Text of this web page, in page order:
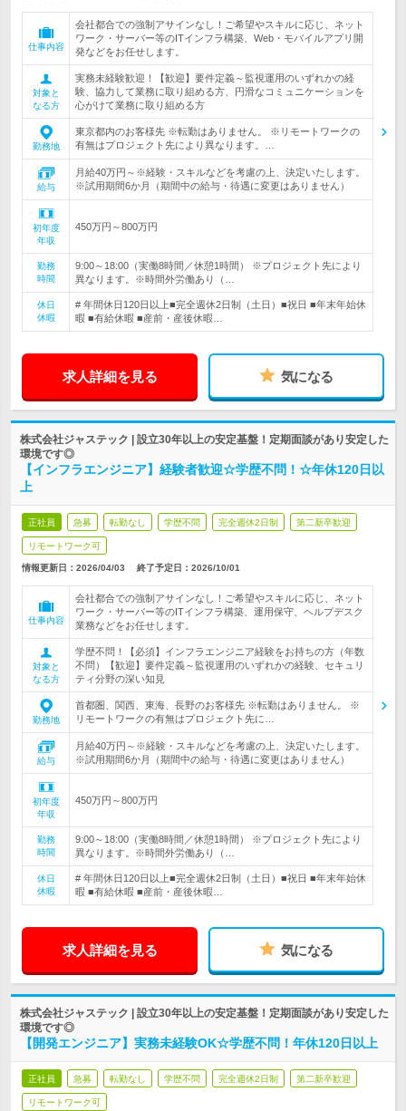
仕事内容
会社都合での強制アサインなし！ご希望やスキルに応じ、ネット
ワーク・サーバー等のITインフラ構築、Web・モバイルアプリ開
発などをお任せします。
対象と
なる方
実務未経験歓迎！【歓迎】要件定義～監視運用のいずれかの経
験、協力して業務に取り組める方、円滑なコミュニケーションを
心がけて業務に取り組める方
勤務地
東京都内のお客様先 ※転勤はありません。 ※リモートワークの
有無はプロジェクト先により異なります。…
給与
月給40万円～※経験・スキルなどを考慮の上、決定いたします。
※試用期間6か月（期間中の給与・待遇に変更はありません）
初年度
年収
450万円～800万円
勤務
時間
9:00～18:00（実働8時間／休憩1時間） ※プロジェクト先により
異なります。※時間外労働あり（…
休日
休暇
# 年間休日120日以上■完全週休2日制（土日）■祝日 ■年末年始休
暇 ■有給休暇 ■産前・産後休暇…
求人詳細を見る 気になる
株式会社ジャステック | 設立30年以上の安定基盤！定期面談があり安定した
環境です◎
【インフラエンジニア】経験者歓迎☆学歴不問！☆年休120日以
上
正社員 急募 転勤なし 学歴不問 完全週休2日制 第二新卒歓迎
リモートワーク可
情報更新日：2026/04/03 終了予定日： 2026/10/01
仕事内容
会社都合での強制アサインなし！ご希望やスキルに応じ、ネット
ワーク・サーバー等のITインフラ構築、運用保守、ヘルプデスク
業務などをお任せします。
対象と
なる方
学歴不問！【必須】インフラエンジニア経験をお持ちの方（年数
不問）【歓迎】要件定義～監視運用のいずれかの経験、セキュリ
ティ分野の深い知見
勤務地
首都圏、関西、東海、長野のお客様先 ※転勤はありません。 ※
リモートワークの有無はプロジェクト先に…
給与
月給40万円～※経験・スキルなどを考慮の上、決定いたします。
※試用期間6か月（期間中の給与・待遇に変更はありません）
初年度
年収
450万円～800万円
勤務
時間
9:00～18:00（実働8時間／休憩1時間） ※プロジェクト先により
異なります。※時間外労働あり（…
休日
休暇
# 年間休日120日以上■完全週休2日制（土日）■祝日 ■年末年始休
暇 ■有給休暇 ■産前・産後休暇…
求人詳細を見る 気になる
株式会社ジャステック | 設立30年以上の安定基盤！定期面談があり安定した
環境です◎
【開発エンジニア】実務未経験OK☆学歴不問！年休120日以上
正社員 急募 転勤なし 学歴不問 完全週休2日制 第二新卒歓迎
リモートワーク可